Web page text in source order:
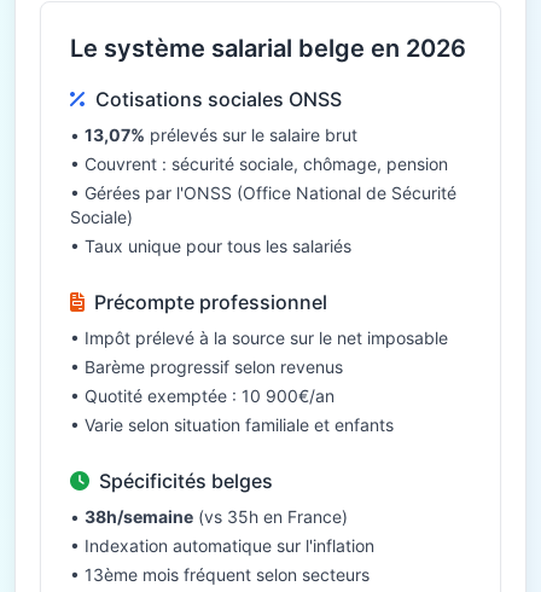
Le système salarial belge en 2026
Cotisations sociales ONSS
• 13,07% prélevés sur le salaire brut
• Couvrent : sécurité sociale, chômage, pension
• Gérées par l'ONSS (Office National de Sécurité
Sociale)
• Taux unique pour tous les salariés
Précompte professionnel
• Impôt prélevé à la source sur le net imposable
• Barème progressif selon revenus
• Quotité exemptée : 10 900€/an
• Varie selon situation familiale et enfants
Spécificités belges
• 38h/semaine (vs 35h en France)
• Indexation automatique sur l'inflation
• 13ème mois fréquent selon secteurs